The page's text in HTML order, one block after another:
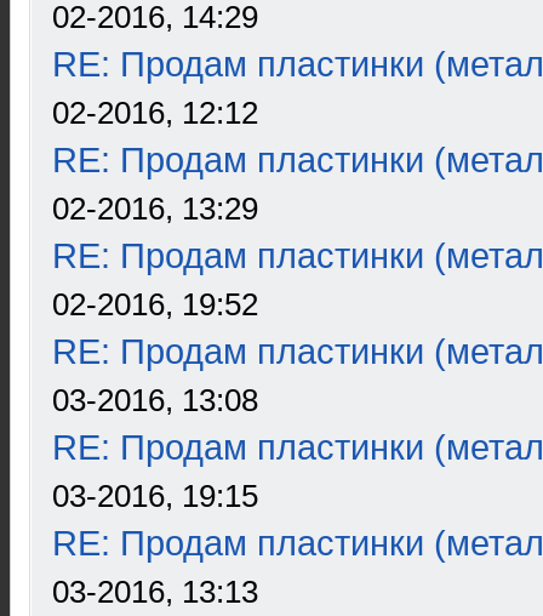
02-2016, 14:29
RE: Продам пластинки
02-2016, 12:12
RE: Продам пластинки
02-2016, 13:29
RE: Продам пластинки
02-2016, 19:52
RE: Продам пластинки
03-2016, 13:08
RE: Продам пластинки
03-2016, 19:15
RE: Продам пластинки
03-2016, 13:13